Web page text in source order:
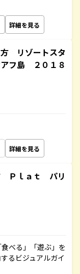
詳細を見る
リゾートスタ
フ島 ２０１８
詳細を見る
Ｐｌａｔ パリ
べる」「遊ぶ」を
るビジュアルガイ